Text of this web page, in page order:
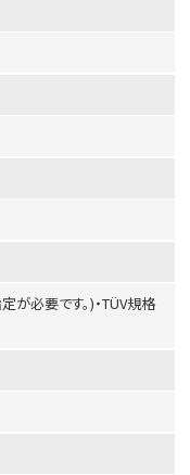
が必要です。)・TÜV規格